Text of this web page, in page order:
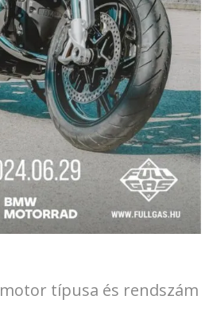
típusa és rendszám